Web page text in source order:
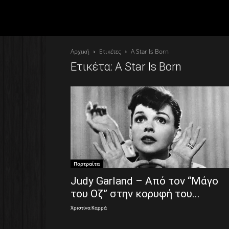
Αρχική Ετικέτες A Star Is Born
Ετικέτα: A Star Is Born
Πορτραίτα
Judy Garland – Από τον “Μάγο
του Οζ” στην κορυφή του...
Χριστίνα Καρρά